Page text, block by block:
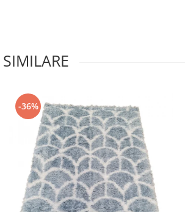
-36%